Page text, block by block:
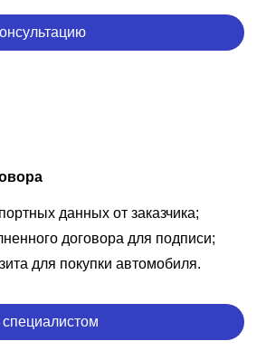
данных от заказчика;
договора для подписи;
для покупки автомобиля.